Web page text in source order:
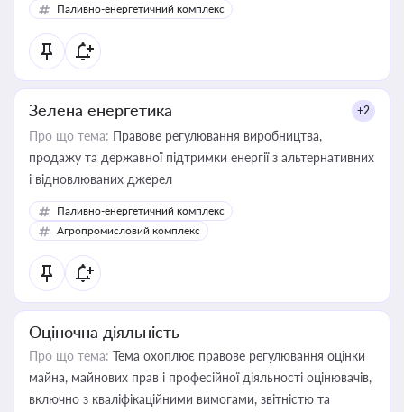
Паливно-енергетичний комплекс
Зелена енергетика +2
Про що тема: Правове регулювання виробництва,
продажу та державної підтримки енергії з альтернативних
і відновлюваних джерел
Паливно-енергетичний комплекс
Агропромисловий комплекс
Оціночна діяльність
Про що тема: Тема охоплює правове регулювання оцінки
майна, майнових прав і професійної діяльності оцінювачів,
включно з кваліфікаційними вимогами, звітністю та